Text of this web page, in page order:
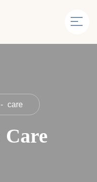
care
Care